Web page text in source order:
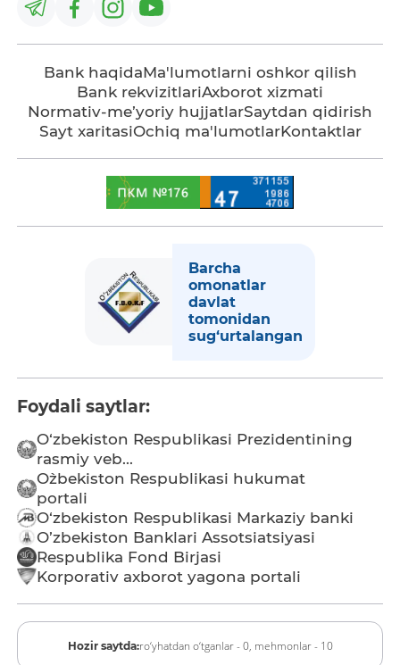
Bank haqidaMa'lumotlarni oshkor qilish
Bank rekvizitlariAxborot xizmati
Normativ-me’yoriy hujjatlarSaytdan qidirish
Sayt xaritasiOchiq ma'lumotlarKontaktlar
Barcha
omonatlar
davlat
tomonidan
sug‘urtalangan
Foydali saytlar:
O‘zbekiston Respublikasi Prezidentining
rasmiy veb...
O`zbekiston Respublikasi hukumat
portali
O‘zbekiston Respublikasi Markaziy banki
O’zbekiston Banklari Assotsiatsiyasi
Respublika Fond Birjasi
Korporativ axborot yagona portali
Hozir saytda:ro‘yhatdan o‘tganlar - 0, mehmonlar - 10